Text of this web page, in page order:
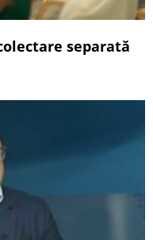
separată